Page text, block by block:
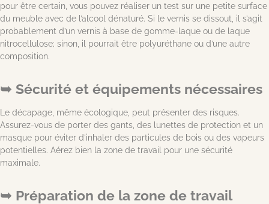
pour être certain, vous pouvez réaliser un test sur une petite surface
du meuble avec de l’alcool dénaturé. Si le vernis se dissout, il s’agit
probablement d’un vernis à base de gomme-laque ou de laque
nitrocellulose; sinon, il pourrait être polyuréthane ou d’une autre
composition.
Sécurité et équipements nécessaires
Le décapage, même écologique, peut présenter des risques.
Assurez-vous de porter des gants, des lunettes de protection et un
masque pour éviter d’inhaler des particules de bois ou des vapeurs
potentielles. Aérez bien la zone de travail pour une sécurité
maximale.
Préparation de la zone de travail